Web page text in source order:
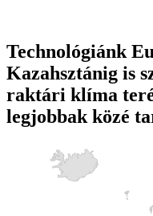
Technológiánk
Kazahsztánig is
raktári klíma
legjobbak közé